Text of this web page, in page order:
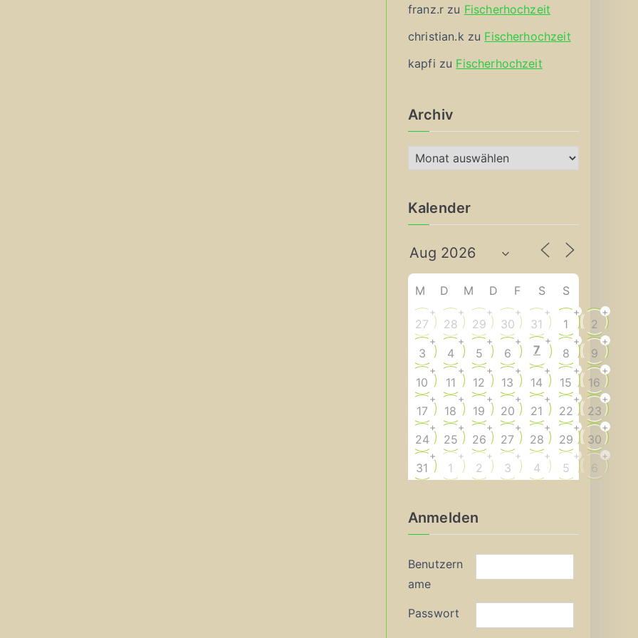
franz.r zu Fischerhochzeit
christian.k zu Fischerhochzeit
kapfi zu Fischerhochzeit
Archiv
r
h
v
Kalender
M D M D F S S
27
+
28
+
29
+
30
+
31
+
1
+
2
+
3
+
4
+
5
+
6
+
7
+
8
+
9
+
10
+
11
+
12
+
13
+
14
+
15
+
16
+
17
+
18
+
19
+
20
+
21
+
22
+
23
+
24
+
25
+
26
+
27
+
28
+
29
+
30
+
31
+
1
+
2
+
3
+
4
+
5
+
6
+
Anmelden
Benutzern
ame
Passwort